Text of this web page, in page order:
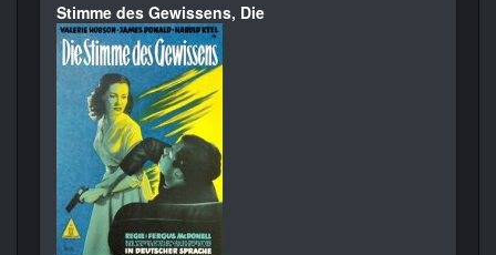
Stimme des Gewissens, Die